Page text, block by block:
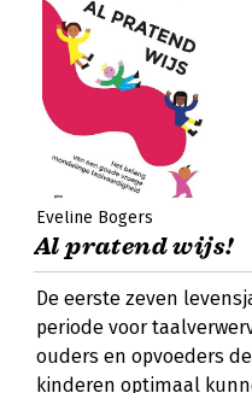
Eveline Bogers
Al pratend wijs!
De eerste zeven
periode voor
ouders en opvoeders
kinderen optimaal